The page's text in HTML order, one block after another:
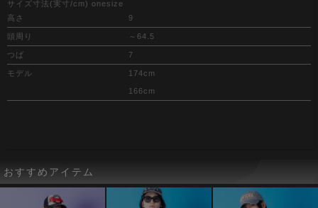
サイズ寸法(実寸/cm) onesize
高さ
9
頭周り ～64.5
つば 7
モデル 174cm
166cm
おすすめアイテム